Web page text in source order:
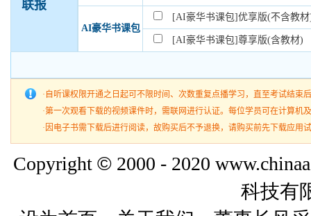
联报
AI豪华书课包
[AI豪华书课包]优享版(不含教
[AI豪华书课包]尊享版(含教材)
·自听课权限开通之日起可不限时间、次数重复点播学习，直至考试结
·第一次观看下载的视频课件时，需联网进行认证。每位学员可在计算
·因电子书需下载后进行阅读，故购买后不予退换，请购买前先下载应用